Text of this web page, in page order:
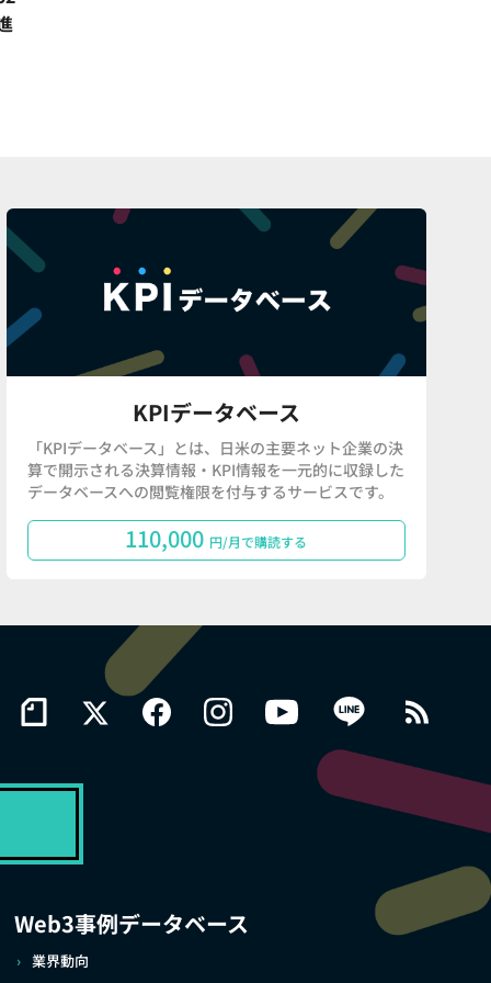
KPIデータベース
「KPIデータベース」とは、日米の主要ネット企業の決
算で開示される決算情報・KPI情報を一元的に収録した
データベースへの閲覧権限を付与するサービスです。
110,000 円/月で購読する
Web3事例データベース
業界動向